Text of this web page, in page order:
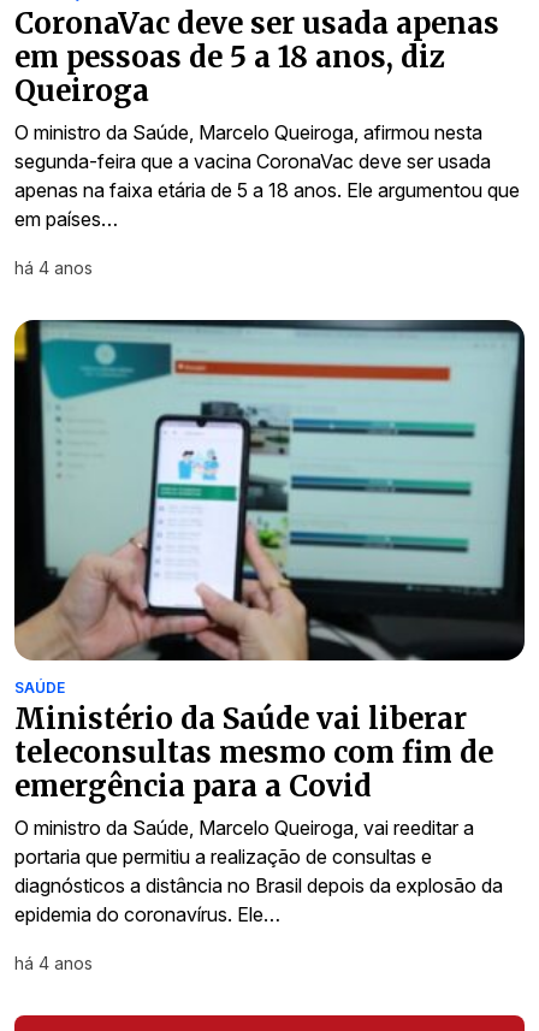
CoronaVac deve ser usada apenas
em pessoas de 5 a 18 anos, diz
Queiroga
O ministro da Saúde, Marcelo Queiroga, afirmou nesta
segunda-feira que a vacina CoronaVac deve ser usada
apenas na faixa etária de 5 a 18 anos. Ele argumentou que
em países…
há 4 anos
SAÚDE
Ministério da Saúde vai liberar
teleconsultas mesmo com fim de
emergência para a Covid
O ministro da Saúde, Marcelo Queiroga, vai reeditar a
portaria que permitiu a realização de consultas e
diagnósticos a distância no Brasil depois da explosão da
epidemia do coronavírus. Ele…
há 4 anos